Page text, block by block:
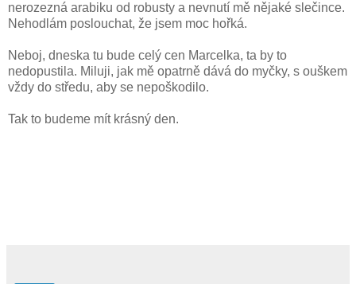
nerozezná arabiku od robusty a nevnutí mě nějaké slečince.
Nehodlám poslouchat, že jsem moc hořká.
Neboj, dneska tu bude celý cen Marcelka, ta by to
nedopustila. Miluji, jak mě opatrně dává do myčky, s ouškem
vždy do středu, aby se nepoškodilo.
Tak to budeme mít krásný den.